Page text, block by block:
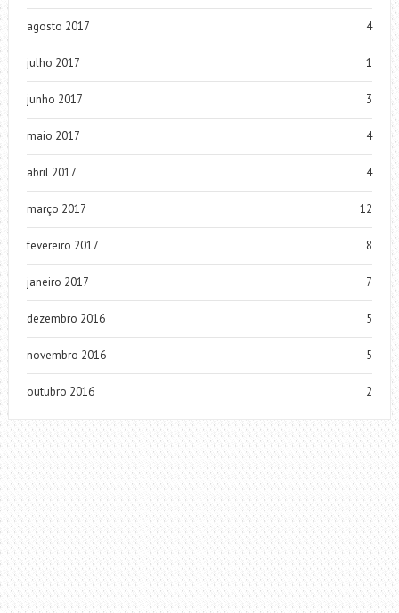
agosto 2017 4
julho 2017 1
junho 2017 3
maio 2017 4
abril 2017 4
março 2017 12
fevereiro 2017 8
janeiro 2017 7
dezembro 2016 5
novembro 2016 5
outubro 2016 2